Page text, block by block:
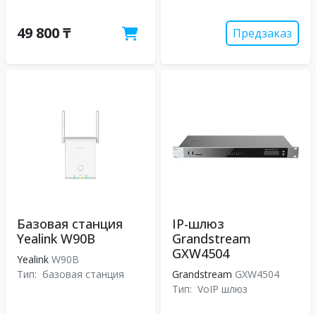
49 800 ₸ Предзаказ
Базовая станция
Yealink W90B
Yealink W90B
Тип: базовая станция
IP-шлюз
Grandstream
GXW4504
Grandstream GXW4504
Тип: VoIP шлюз